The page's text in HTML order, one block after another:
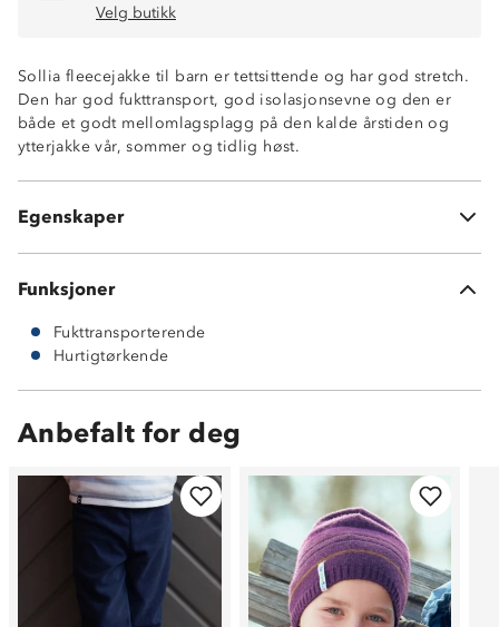
Velg butikk
Sollia fleecejakke til barn er tettsittende og har god stretch.
Den har god fukttransport, god isolasjonsevne og den er
både et godt mellomlagsplagg på den kalde årstiden og
ytterjakke vår, sommer og tidlig høst.
Egenskaper
160g ultrafleece
Funksjoner
Fukttransporterende
Hurtigtørkende
Anbefalt for deg